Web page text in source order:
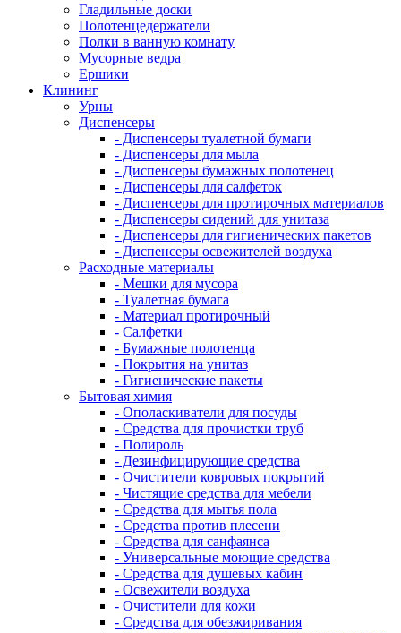
Гладильные доски
Полотенцедержатели
Полки в ванную комнату
Мусорные ведра
Ершики
Клининг
Урны
Диспенсеры
- Диспенсеры туалетной бумаги
- Диспенсеры для мыла
- Диспенсеры бумажных полотенец
- Диспенсеры для салфеток
- Диспенсеры для протирочных материалов
- Диспенсеры сидений для унитаза
- Диспенсеры для гигиенических пакетов
- Диспенсеры освежителей воздуха
Расходные материалы
- Мешки для мусора
- Туалетная бумага
- Материал протирочный
- Салфетки
- Бумажные полотенца
- Покрытия на унитаз
- Гигиенические пакеты
Бытовая химия
- Ополаскиватели для посуды
- Средства для прочистки труб
- Полироль
- Дезинфицирующие средства
- Очистители ковровых покрытий
- Чистящие средства для мебели
- Средства для мытья пола
- Средства против плесени
- Средства для санфаянса
- Универсальные моющие средства
- Средства для душевых кабин
- Освежители воздуха
- Очистители для кожи
- Средства для обезжиривания